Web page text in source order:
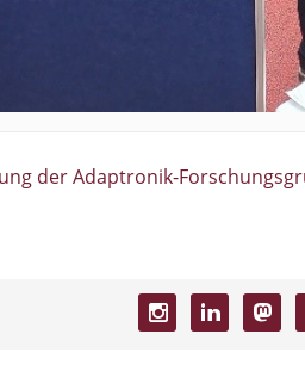
der Adaptronik-